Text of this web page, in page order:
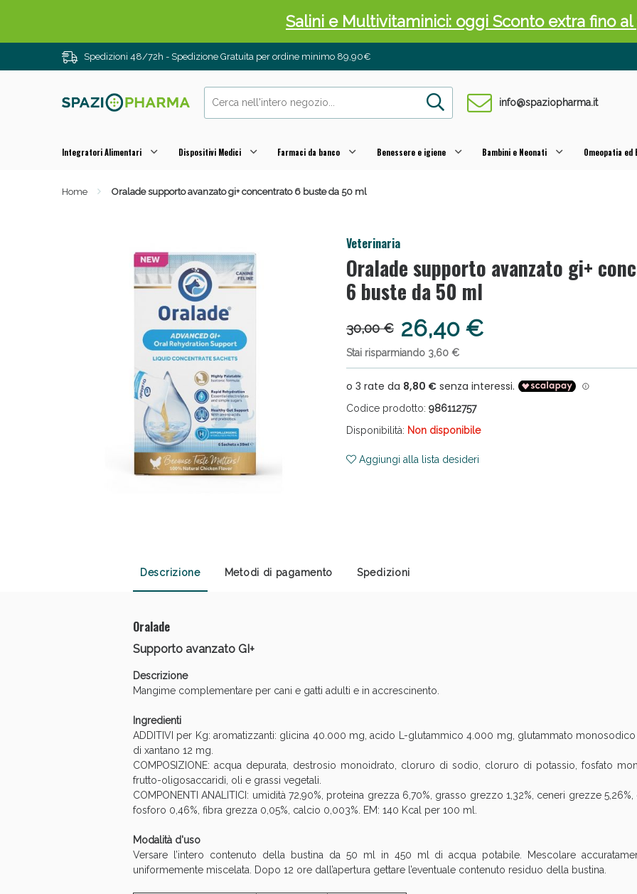
Spedizioni 48/72h - Spedizione Gratuita per ordine minimo 89,90€
info@spaziopharma.it
Integratori Alimentari Dispositivi Medici Farmaci da banco Benessere e igiene Bambini e Neonati Omeopatia
Home Oralade supporto avanzato gi+ concentrato 6 buste da 50 ml
Veterinaria
Oralade supporto avanzato gi+
6 buste da 50 ml
30,00 € 26,40 €
Stai risparmiando 3,60 €
Codice prodotto: 986112757
Disponibilità: Non disponibile
Aggiungi alla lista desideri
Descrizione Metodi di pagamento Spedizioni
Oralade
Supporto avanzato GI+
Descrizione
Mangime complementare per cani e gatti adulti e in accrescinento.
Ingredienti
ADDITIVI per Kg: aromatizzanti: glicina 40.000 mg, acido L-glutammico 4.000 mg, glutammato
di xantano 12 mg.
COMPOSIZIONE: acqua depurata, destrosio monoidrato, cloruro di sodio, cloruro di potassio, fosfato
frutto-oligosaccaridi, oli e grassi vegetali.
COMPONENTI ANALITICI: umidità 72,90%, proteina grezza 6,70%, grasso grezzo 1,32%, ceneri grezze
fosforo 0,46%, fibra grezza 0,05%, calcio 0,003%. EM: 140 Kcal per 100 ml.
Modalità d'uso
Versare l’intero contenuto della bustina da 50 ml in 450 ml di acqua potabile. Mescolare
uniformemente miscelata. Dopo 12 ore dall’apertura gettare l’eventuale contenuto residuo della bustina.
Salini e Multivitaminici: oggi Sconto extra fino al
Anticellulite e Fanghi: Sconto fino al 40% valido
Vie Urinarie e Prostata: Sconti fino al 45% oggi!